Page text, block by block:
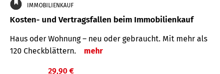
IMMOBILIENKAUF
Kosten- und Vertragsfallen beim Immobilienkauf
Haus oder Wohnung – neu oder gebraucht. Mit mehr als
120 Check­blättern.
mehr
29,90 €